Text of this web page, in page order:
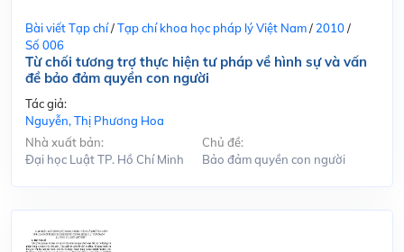
Bài viết Tạp chí/Tạp chí khoa học pháp lý Việt Nam/ 2010/
Số 006
Từ chối tương trợ thực hiện tư pháp về hình sự và vấn
đề bảo đảm quyền con người
Tác giả:
Nguyễn, Thị Phương Hoa
Nhà xuất bản:
Đại học Luật TP. Hồ Chí Minh
Chủ đề:
Bảo đảm quyền con người